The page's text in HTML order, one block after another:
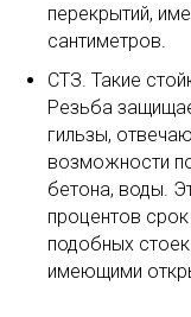
перекрытий,
сантиметров.
СТЗ. Такие
Резьба
гильзы,
возможности
бетона, воды.
процентов
подобных
имеющими